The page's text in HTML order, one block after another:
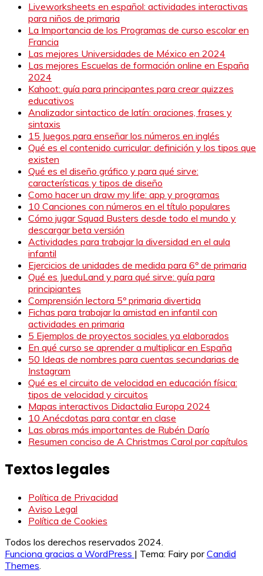
Liveworksheets en español: actividades interactivas
para niños de primaria
La Importancia de los Programas de curso escolar en
Francia
Las mejores Universidades de México en 2024
Las mejores Escuelas de formación online en España
2024
Kahoot: guía para principantes para crear quizzes
educativos
Analizador sintactico de latín: oraciones, frases y
sintaxis
15 Juegos para enseñar los números en inglés
Qué es el contenido curricular: definición y los tipos que
existen
Qué es el diseño gráfico y para qué sirve:
características y tipos de diseño
Como hacer un draw my life: app y programas
10 Canciones con números en el título populares
Cómo jugar Squad Busters desde todo el mundo y
descargar beta versión
Actividades para trabajar la diversidad en el aula
infantil
Ejercicios de unidades de medida para 6º de primaria
Qué es JueduLand y para qué sirve: guía para
principiantes
Comprensión lectora 5º primaria divertida
Fichas para trabajar la amistad en infantil con
actividades en primaria
5 Ejemplos de proyectos sociales ya elaborados
En qué curso se aprender a multiplicar en España
50 Ideas de nombres para cuentas secundarias de
Instagram
Qué es el circuito de velocidad en educación física:
tipos de velocidad y circuitos
Mapas interactivos Didactalia Europa 2024
10 Anécdotas para contar en clase
Las obras más importantes de Rubén Darío
Resumen conciso de A Christmas Carol por capítulos
Textos legales
Política de Privacidad
Aviso Legal
Política de Cookies
Todos los derechos reservados 2024.
Funciona gracias a WordPress | Tema: Fairy porCandid
Themes.